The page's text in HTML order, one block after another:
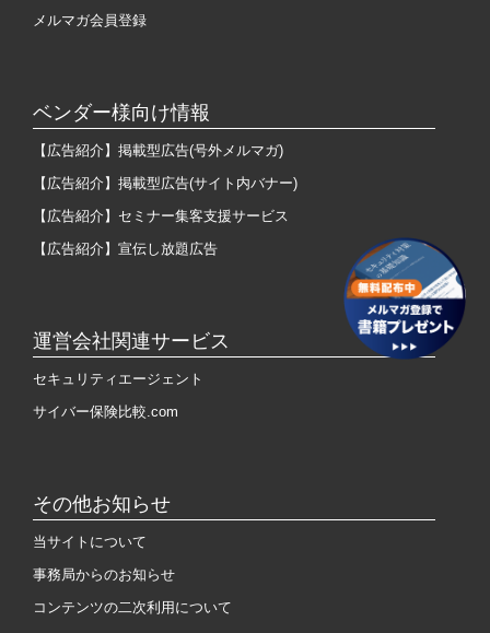
メルマガ会員登録
ベンダー様向け情報
【広告紹介】掲載型広告(号外メルマガ)
【広告紹介】掲載型広告(サイト内バナー)
【広告紹介】セミナー集客支援サービス
【広告紹介】宣伝し放題広告
運営会社関連サービス
セキュリティエージェント
サイバー保険比較.com
その他お知らせ
当サイトについて
事務局からのお知らせ
コンテンツの二次利用について